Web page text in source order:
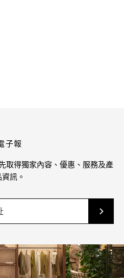
子報
取得獨家內容、優惠、服務及產
訊。